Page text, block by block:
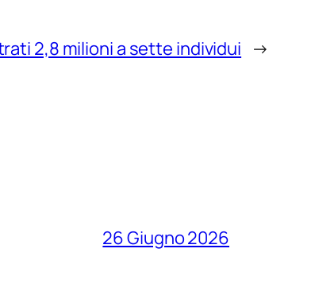
2,8 milioni a sette individui →
26 Giugno 2026